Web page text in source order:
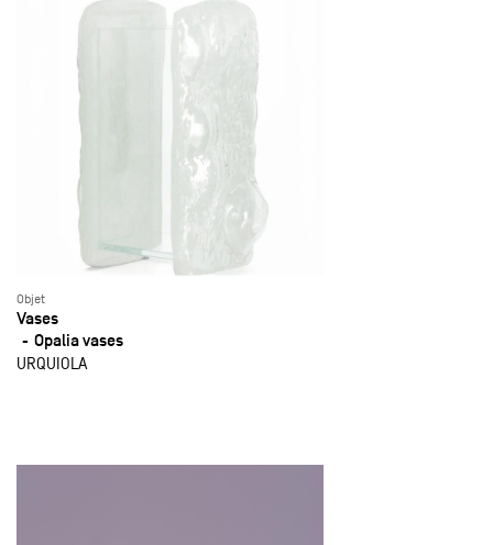
Objet
Vases
Opalia vases
URQUIOLA